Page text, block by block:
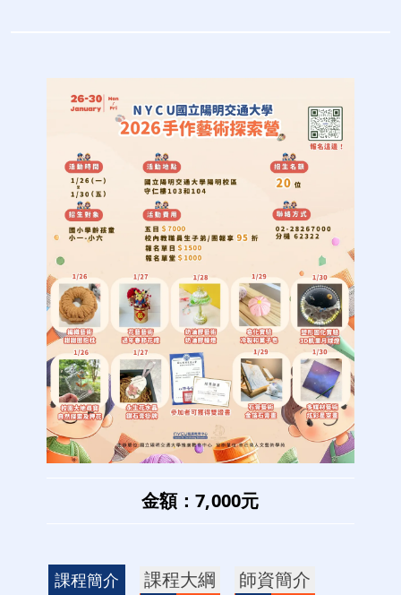
課程簡介 課程大綱
師資簡介
金額：7,000元